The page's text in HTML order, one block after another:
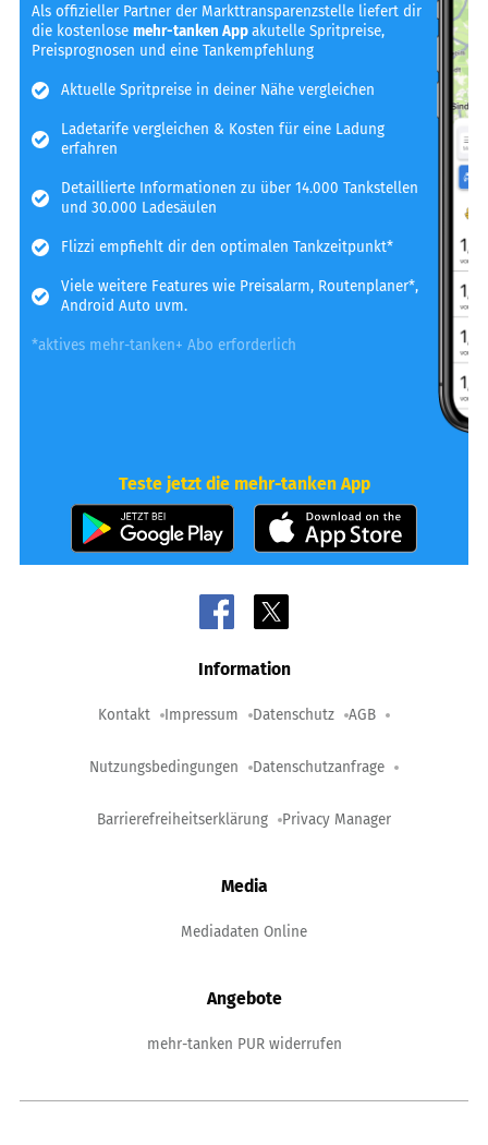
Als offizieller Partner der Markttransparenzstelle liefert dir
die kostenlosemehr-tanken Appakutelle Spritpreise,
Preisprognosen und eine Tankempfehlung
Aktuelle Spritpreise in deiner Nähe vergleichen
Ladetarife vergleichen & Kosten für eine Ladung
erfahren
Detaillierte Informationen zu über 14.000 Tankstellen
und 30.000 Ladesäulen
Flizzi empfiehlt dir den optimalen Tankzeitpunkt*
Viele weitere Features wie Preisalarm, Routenplaner*,
Android Auto uvm.
*aktives mehr-tanken+ Abo erforderlich
Teste jetzt die mehr-tanken App
Information
Kontakt Impressum Datenschutz AGB
Nutzungsbedingungen Datenschutzanfrage
Barrierefreiheitserklärung Privacy Manager
Media
Mediadaten Online
Angebote
mehr-tanken PUR widerrufen